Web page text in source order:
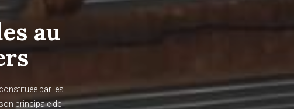
au
par les
principale de